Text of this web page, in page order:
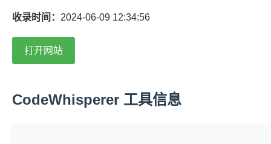
收录时间： 2024-06-09 12:34:56
打开网站
CodeWhisperer 工具信息